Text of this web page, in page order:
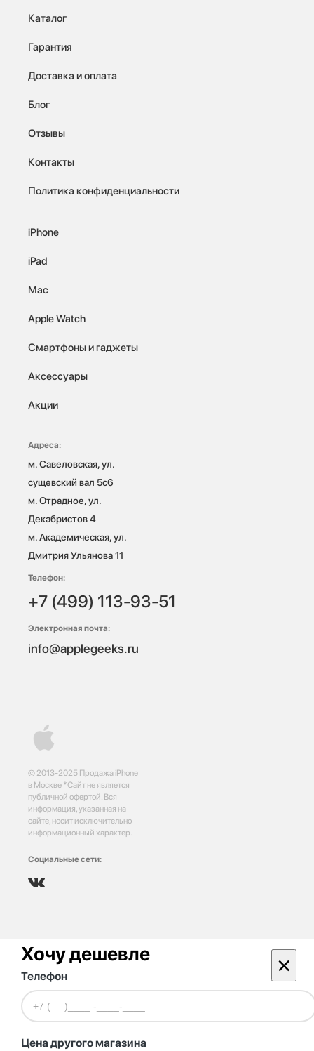
© 2013-2025 Продажа iPhone
в Москве *Сайт не является
публичной офертой. Вся
информация, указанная на
сайте, носит исключительно
информационный характер.
Социальные сети:
Каталог
Гарантия
Доставка и оплата
Блог
Отзывы
Контакты
Политика конфиденциальности
iPhone
iPad
Mac
Apple Watch
Смартфоны и гаджеты
Аксессуары
Акции
Адреса:
м. Савеловская, ул.
сущевский вал 5с6
м. Отрадное, ул.
Декабристов 4
м. Академическая, ул.
Дмитрия Ульянова 11
Телефон:
+7 (499) 113-93-51
Электронная почта:
info@applegeeks.ru
Хочу дешевле ×
Телефон
Цена другого магазина